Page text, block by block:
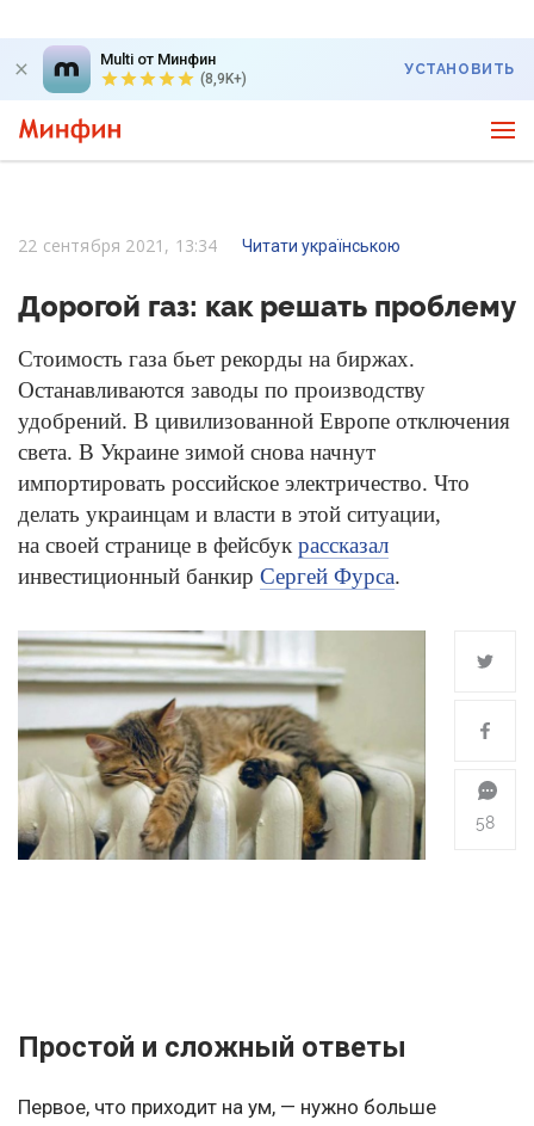
Multi от Минфин
(8,9K+)
УСТАНОВИТЬ
22 сентября 2021, 13:34 Читати українською
Дорогой газ: как решать проблему
Стоимость газа бьет рекорды на биржах.
Останавливаются заводы по производству
удобрений. В цивилизованной Европе отключения
света. В Украине зимой снова начнут
импортировать российское электричество. Что
делать украинцам и власти в этой ситуации,
на своей странице в фейсбук рассказал
инвестиционный банкир Сергей Фурса.
58
Простой и сложный ответы
Первое, что приходит на ум, — нужно больше